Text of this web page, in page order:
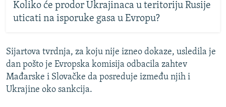
Koliko će prodor Ukrajinaca u teritoriju Rusije
uticati na isporuke gasa u Evropu?
Sijartova tvrdnja, za koju nije izneo dokaze, usledila je
dan pošto je Evropska komisija odbacila zahtev
Mađarske i Slovačke da posreduje između njih i
Ukrajine oko sankcija.